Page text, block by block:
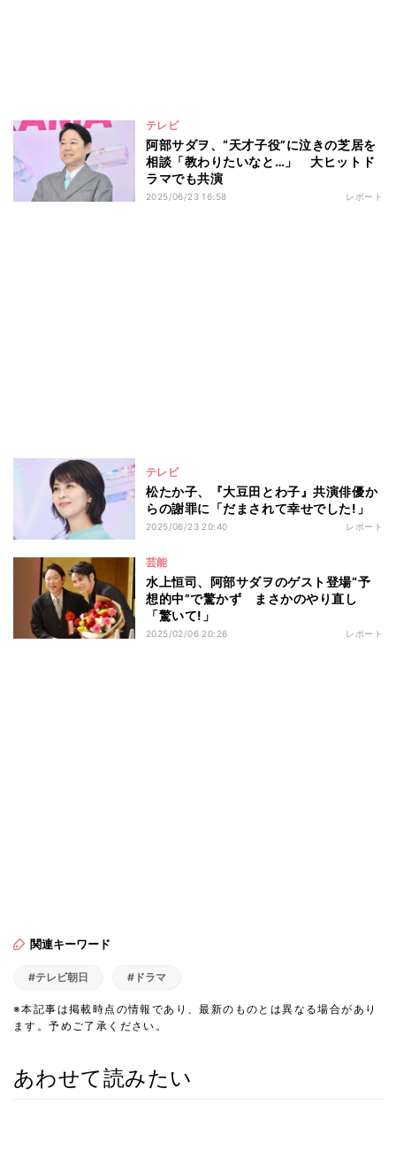
テレビ
阿部サダヲ、“天才子役”に泣きの芝居を
相談「教わりたいなと…」 大ヒットド
ラマでも共演
2025/06/23 16:58 レポート
テレビ
松たか子、『大豆田とわ子』共演俳優か
らの謝罪に「だまされて幸せでした!」
2025/06/23 20:40 レポート
芸能
水上恒司、阿部サダヲのゲスト登場“予
想的中”で驚かず まさかのやり直し
「驚いて!」
2025/02/06 20:26 レポート
関連キーワード
#テレビ朝日 #ドラマ
※本記事は掲載時点の情報であり、最新のものとは異なる場合があり
ます。予めご了承ください。
あわせて読みたい